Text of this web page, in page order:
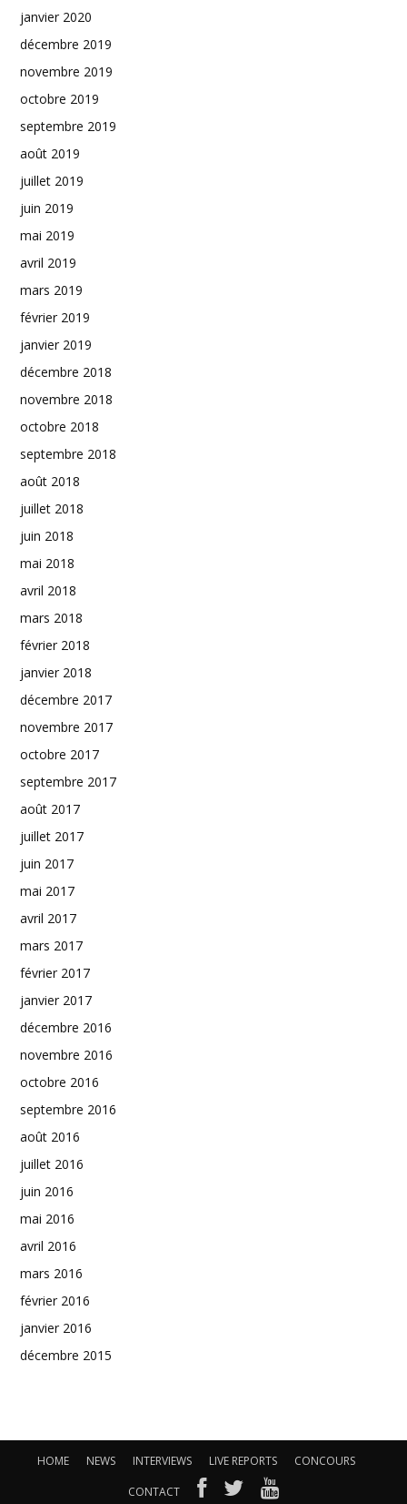
janvier 2020
décembre 2019
novembre 2019
octobre 2019
septembre 2019
août 2019
juillet 2019
juin 2019
mai 2019
avril 2019
mars 2019
février 2019
janvier 2019
décembre 2018
novembre 2018
octobre 2018
septembre 2018
août 2018
juillet 2018
juin 2018
mai 2018
avril 2018
mars 2018
février 2018
janvier 2018
décembre 2017
novembre 2017
octobre 2017
septembre 2017
août 2017
juillet 2017
juin 2017
mai 2017
avril 2017
mars 2017
février 2017
janvier 2017
décembre 2016
novembre 2016
octobre 2016
septembre 2016
août 2016
juillet 2016
juin 2016
mai 2016
avril 2016
mars 2016
février 2016
janvier 2016
décembre 2015
HOME NEWS INTERVIEWS LIVE REPORTS
CONCOURS
CONTACT